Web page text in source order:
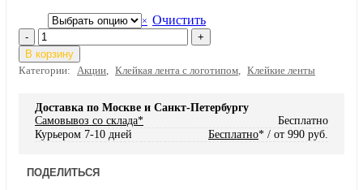
Очистить
-
+
В корзину
Категории:
Акции Клейкая лента с логотипом Клейкие ленты
Доставка по Москве и Санкт-Петербургу
Самовывоз со склада*
Бесплатно
Курьером 7-10 дней
Бесплатно* / от 990 руб.
ПОДЕЛИТЬСЯ